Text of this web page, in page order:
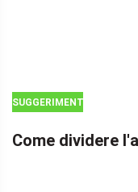
SUGGERIMENTI
MAKER
Come dividere